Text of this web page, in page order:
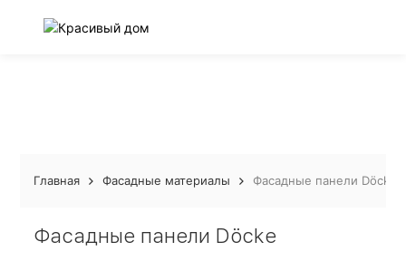
Главная Фасадные материалы Фасадные панели Döcke
Фасадные панели Döcke